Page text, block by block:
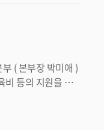
안전한 성장을